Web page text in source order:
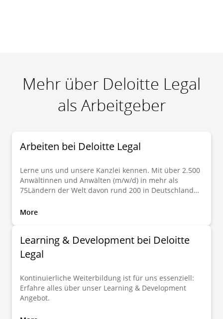
Mehr über Deloitte Legal
als Arbeitgeber
Arbeiten bei Deloitte Legal
Lerne uns und unsere Kanzlei kennen. Mit über 2.500
Anwältinnen und Anwälten (m/w/d) in mehr als
75Ländern der Welt davon rund 200 in Deutschland
praxisnahe Beratung in allen Fragen des nationalen
Individuell.
More
Learning & Development bei Deloitte
Legal
Kontinuierliche Weiterbildung ist für uns essenziell:
Erfahre alles über unser Learning & Development
Angebot.